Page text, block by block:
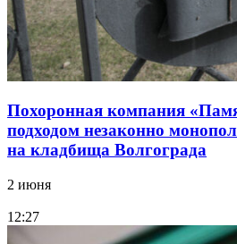
Похоронная компания
подходом незаконно
на кладбища Волгограда
2 июня
12:27